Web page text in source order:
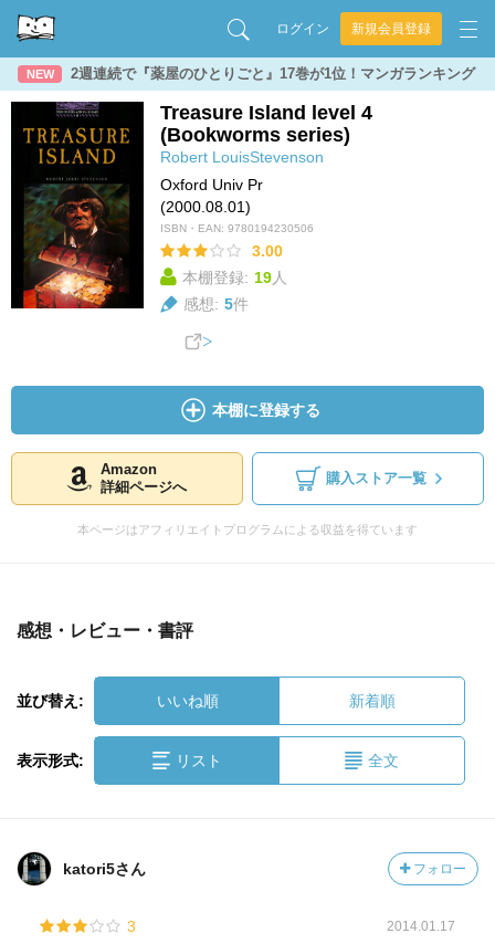
ログイン 新規会員登録
NEW 2週連続で『薬屋のひとりごと』17巻が1位！マンガランキング
Treasure Island level 4
(Bookworms series)
Robert LouisStevenson
Oxford Univ Pr
(2000.08.01)
ISBN・EAN: 9780194230506
3.00
本棚登録: 19人
感想: 5件
本棚に登録する
Amazon
詳細ページへ
購入ストア一覧
本ページはアフィリエイトプログラムによる収益を得ています
感想・レビュー・書評
並び替え: いいね順 新着順
表示形式: リスト 全文
katori5さん フォロー
3 2014.01.17